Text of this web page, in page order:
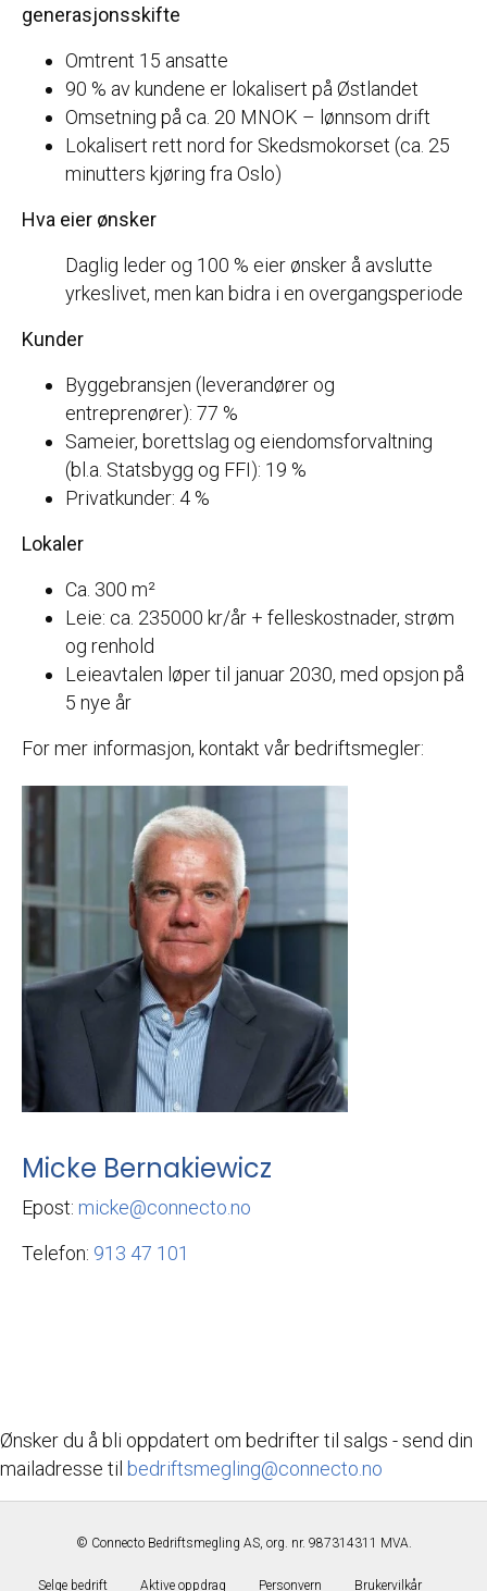
generasjonsskifte
Omtrent 15 ansatte
90 % av kundene er lokalisert på Østlandet
Omsetning på ca. 20 MNOK – lønnsom drift
Lokalisert rett nord for Skedsmokorset (ca. 25
minutters kjøring fra Oslo)
Hva eier ønsker
Daglig leder og 100 % eier ønsker å avslutte
yrkeslivet, men kan bidra i en overgangsperiode
Kunder
Byggebransjen (leverandører og
entreprenører): 77 %
Sameier, borettslag og eiendomsforvaltning
(bl.a. Statsbygg og FFI): 19 %
Privatkunder: 4 %
Lokaler
Ca. 300 m²
Leie: ca. 235000 kr/år + felleskostnader, strøm
og renhold
Leieavtalen løper til januar 2030, med opsjon på
5 nye år
For mer informasjon, kontakt vår bedriftsmegler:
Micke Bernakiewicz
Epost: micke@connecto.no
Telefon: 913 47 101
Ønsker du å bli oppdatert om bedrifter til salgs - send din
mailadresse til bedriftsmegling@connecto.no
© Connecto Bedriftsmegling AS, org. nr. 987314311 MVA.
Selge bedrift Aktive oppdrag Personvern Brukervilkår